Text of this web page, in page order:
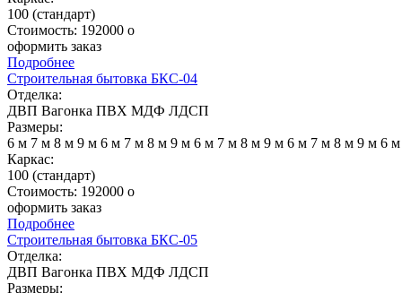
100 (стандарт)
Стоимость: 192000 o
оформить заказ
Подробнее
Строительная бытовка БКС-04
Отделка:
ДВП Вагонка ПВХ МДФ ЛДСП
Размеры:
6 м 7 м 8 м 9 м 6 м 7 м 8 м 9 м 6 м 7 м 8 м 9 м 6 м 7 м 8 м 9 м 6 м
Каркас:
100 (стандарт)
Стоимость: 192000 o
оформить заказ
Подробнее
Строительная бытовка БКС-05
Отделка:
ДВП Вагонка ПВХ МДФ ЛДСП
Размеры: